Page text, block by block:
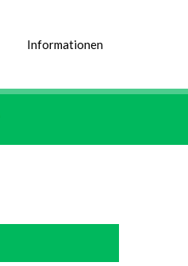
Informationen